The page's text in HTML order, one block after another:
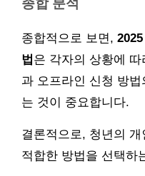
종합적으로 보면,
법 은 각자의 상황에
과 오프라인 신청 방
는 것이 중요합니다.
결론적으로, 청년의
적합한 방법을 선택하